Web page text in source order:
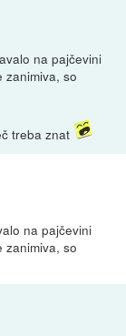
na pajčevini
zanimiva, so
treba znat
na pajčevini
zanimiva, so